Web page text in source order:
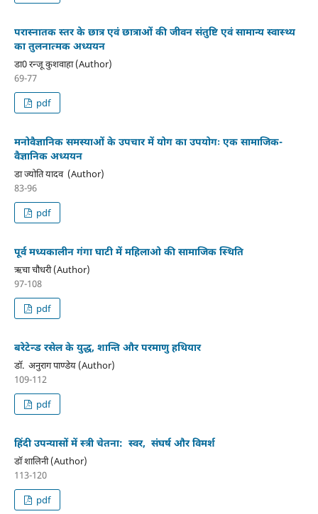
परास्नातक स्तर के छात्र एवं छात्राओं की जीवन संतुष्टि एवं सामान्य स्वास्थ्य
का तुलनात्मक अध्ययन
डा0 रन्जू कुशवाहा (Author)
69-77
pdf
मनोवैज्ञानिक समस्याओं के उपचार में योग का उपयोगः एक सामाजिक-
वैज्ञानिक अध्ययन
डा ज्योति यादव (Author)
83-96
pdf
पूर्व मध्यकालीन गंगा घाटी में महिलाओ की सामाजिक स्थिति
ऋचा चौधरी (Author)
97-108
pdf
बरेटेन्ड रसेल के युद्ध, शान्ति और परमाणु हथियार
डॉ. अनुराग पाण्डेय (Author)
109-112
pdf
हिंदी उपन्यासों में स्त्री चेतना: स्वर, संघर्ष और विमर्श
डॉ शालिनी (Author)
113-120
pdf